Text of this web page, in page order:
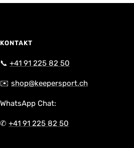
KONTAKT
📞 +41 91 225 82 50
✉️ shop@keepersport.ch
WhatsApp Chat:
✆ +41 91 225 82 50